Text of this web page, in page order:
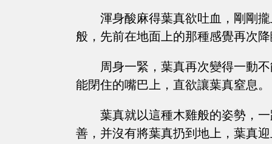
渾身酸麻得葉真欲吐血，剛剛
般，先前在地面上的那種感覺再次
周身一緊，葉真再次變得一動
能閉住的嘴巴上，直欲讓葉真窒息。
葉真就以這種木雞般的姿勢，
善，并沒有將葉真扔到地上，葉真